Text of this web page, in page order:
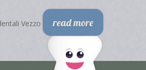
Vezzo read more